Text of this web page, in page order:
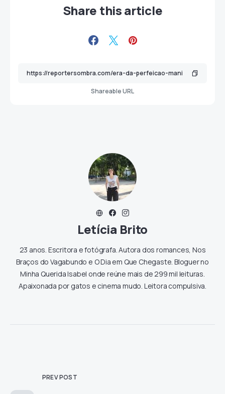
Share this article
Shareable URL
Letícia Brito
23 anos. Escritora e fotógrafa. Autora dos romances, Nos
Braços do Vagabundo e O Dia em Que Chegaste. Bloguer no
Minha Querida Isabel onde reúne mais de 299 mil leituras.
Apaixonada por gatos e cinema mudo. Leitora compulsiva.
PREV POST